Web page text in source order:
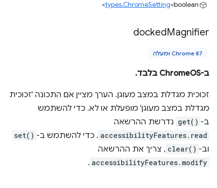
types.ChromeSetting<boolean>
dockedMagnifier
Chrome 87 ומעלה
ב-ChromeOS בלבד.
זכוכית מגדלת במצב מעוגן. הערך מציין אם התכונה 'זכוכית
מגדלת במצב מעוגן' מופעלת או לא. כדי להשתמש
ב- get() נדרשת ההרשאה
accessibilityFeatures.read . כדי להשתמש ב- set()
וב- clear() , צריך את ההרשאה
accessibilityFeatures.modify
.